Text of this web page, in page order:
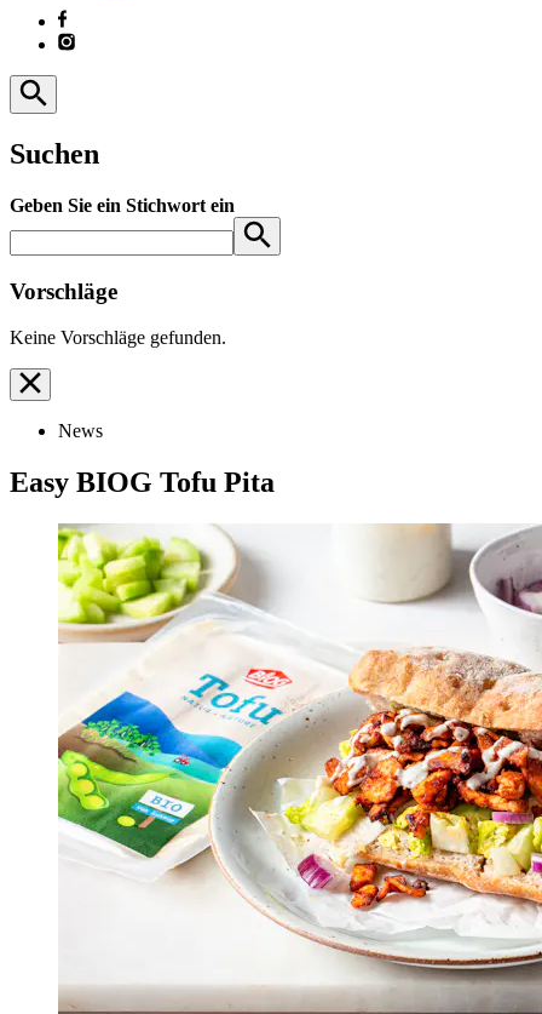
Suchen
Geben Sie ein Stichwort ein
Vorschläge
Keine Vorschläge gefunden.
News
Easy BIOG Tofu Pita